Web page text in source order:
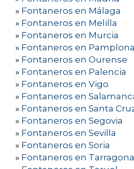
» Fontaneros en Málaga
» Fontaneros en Melilla
» Fontaneros en Murcia
» Fontaneros en Pamplona
» Fontaneros en Ourense
» Fontaneros en Palencia
» Fontaneros en Vigo
» Fontaneros en
» Fontaneros en Santa
» Fontaneros en Segovia
» Fontaneros en Sevilla
» Fontaneros en Soria
» Fontaneros en Tarragona